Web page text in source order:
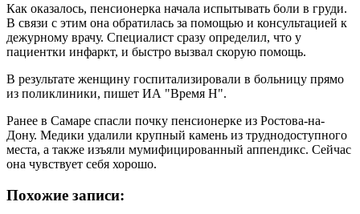
Как оказалось, пенсионерка начала испытывать боли в груди.
В связи с этим она обратилась за помощью и консультацией к
дежурному врачу. Специалист сразу определил, что у
пациентки инфаркт, и быстро вызвал скорую помощь.
В результате женщину госпитализировали в больницу прямо
из поликлиники, пишет ИА "Время Н".
Ранее в Самаре спасли почку пенсионерке из Ростова-на-
Дону. Медики удалили крупный камень из труднодоступного
места, а также изъяли мумифицированный аппендикс. Сейчас
она чувствует себя хорошо.
Похожие записи: